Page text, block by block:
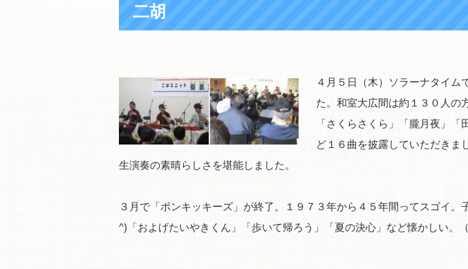
二胡
４月５日（木）ソラーナタイム
た。和室大広間は約１３０人の
「さくらさくら」「朧月夜」
ど１６曲を披露していただきま
生演奏の素晴らしさを堪能しました。
３月で「ポンキッキーズ」が終了。１９７３年から４５年間ってスゴイ。
^)「およげたいやきくん」「歩いて帰ろう」「夏の決心」など懐かしい。（